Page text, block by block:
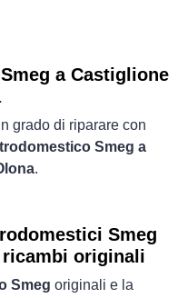
a Castiglione
grado di riparare con
Smeg a
.
Smeg
originali
Smeg originali e la